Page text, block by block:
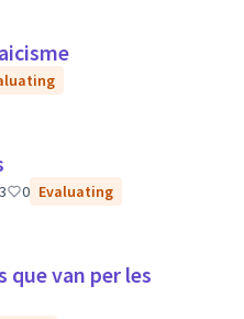
3 0 Evaluating
que van per les